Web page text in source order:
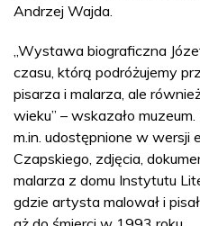
Andrzej Wajda.
„Wystawa biograficzna
czasu, którą podróżujemy
pisarza i malarza, ale
wieku” – wskazało
m.in. udostępnione w wersji
Czapskiego, zdjęcia,
malarza z domu Instytutu
gdzie artysta malował i